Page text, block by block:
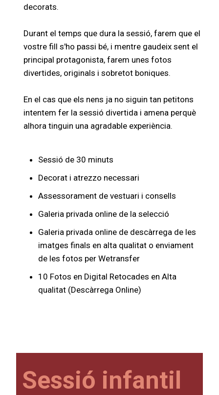
decorats.
Durant el temps que dura la sessió, farem que el
vostre fill s'ho passi bé, i mentre gaudeix sent el
principal protagonista, farem unes fotos
divertides, originals i sobretot boniques.
En el cas que els nens ja no siguin tan petitons
intentem fer la sessió divertida i amena perquè
alhora tinguin una agradable experiència.
Sessió de 30 minuts
Decorat i atrezzo necessari
Assessorament de vestuari i consells
Galeria privada online de la selecció
Galeria privada online de descàrrega de les
imatges finals en alta qualitat o enviament
de les fotos per Wetransfer
10 Fotos en Digital Retocades en Alta
qualitat (Descàrrega Online)
Sessió infantil